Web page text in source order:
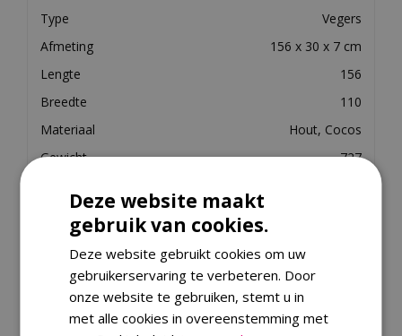
Type
Vegers
Afmeting
156 x 30 x 7 cm
Lengte
156
Breedte
110
Materiaal
Hout, Cocos
Gewicht
727
Geschikt voor
Breedte (cm)
Gewicht (kg)
Merk
Deze website maakt
gebruik van cookies.
Deze website gebruikt cookies om uw
gebruikerservaring te verbeteren. Door
onze website te gebruiken, stemt u in
met alle cookies in overeenstemming met